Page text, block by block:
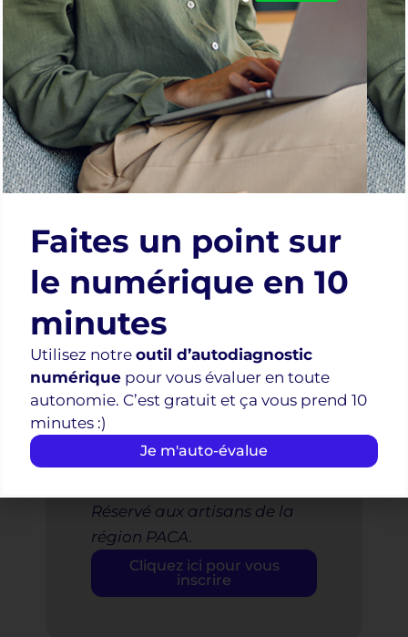
« vues » sur internet en
vraies demandes de
devis locales.
Arrêtez de regarder les
autres réussir, lancez-vous ! À
la fin de ce webinaire, vous
publier votre premier
contenu. Vous pourrez
également bénéficier d’un
accompagnement
individuel « L’Artisan
Connecté » pour paramétrer
votre compte pro et créer
votre stratégie sur-mesure
avec un conseiller CMA.
Réservé aux artisans de la
région PACA.
Cliquez ici pour vous
inscrire
Faites un point sur
le numérique en 10
minutes
Utilisez notre outil d’autodiagnostic
numérique pour vous évaluer en toute
autonomie. C’est gratuit et ça vous prend 10
minutes :)
Je m'auto-évalue